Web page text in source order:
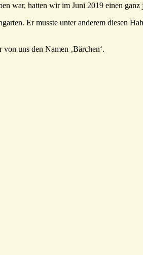
war, hatten wir im Juni 2019 einen ganz
Er musste unter anderem diesen
uns den Namen ‚Bärchen‘.